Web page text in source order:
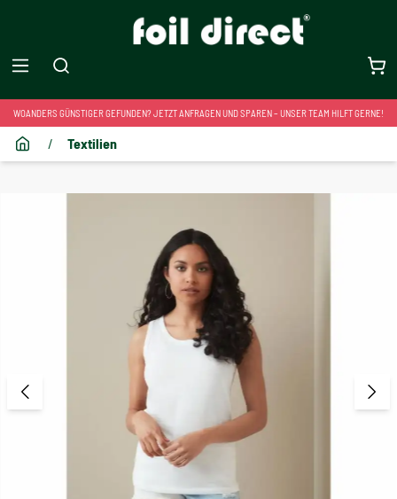
WOANDERS GÜNSTIGER GEFUNDEN? JETZT ANFRAGEN UND SPAREN – UNSER TEAM HILFT GERNE!
/ Textilien